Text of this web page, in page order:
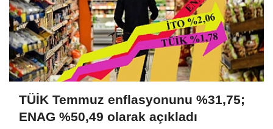
TÜİK Temmuz enflasyonunu %31,75;
ENAG %50,49 olarak açıkladı